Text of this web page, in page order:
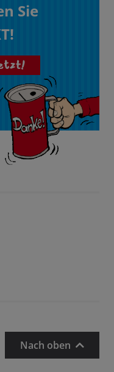
Sie
Nach oben